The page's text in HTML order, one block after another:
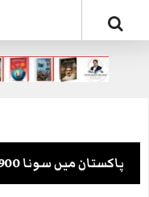
پاکستان میں سونا 356,900 روپے فی تولہ پر پہنچ گیا